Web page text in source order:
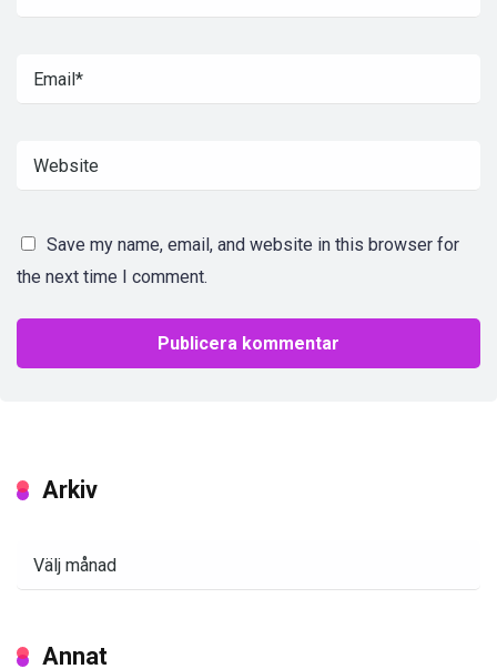
Save my name, email, and website in this browser for
the next time I comment.
Arkiv
Annat